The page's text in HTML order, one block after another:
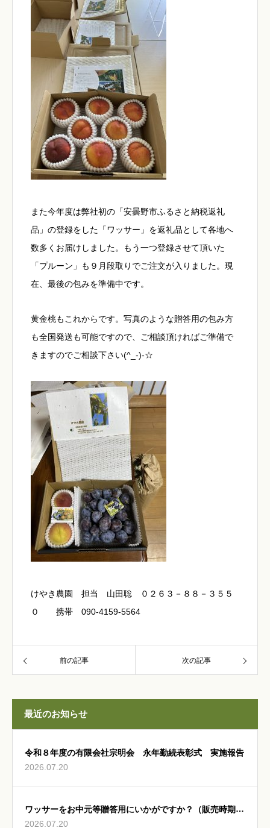
また今年度は弊社初の「安曇野市ふるさと納税返礼
品」の登録をした「ワッサー」を返礼品として各地へ
数多くお届けしました。もう一つ登録させて頂いた
「プルーン」も９月段取りでご注文が入りました。現
在、最後の包みを準備中です。
黄金桃もこれからです。写真のような贈答用の包み方
も全国発送も可能ですので、ご相談頂ければご準備で
きますのでご相談下さい(^_-)-☆
けやき農園 担当 山田聡 ０２６３－８８－３５５
０ 携帯 090-4159-5564
前の記事 次の記事
最近のお知らせ
令和８年度の有限会社宗明会 永年勤続表彰式 実施報告
2026.07.20
ワッサーをお中元等贈答用にいかがですか？（販売時期：
8月5日～8月15日頃）
2026.07.20